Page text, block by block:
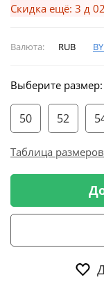
Скидка ещё: 3 д
Валюта: RUB
Выберите размер:
50 52
Таблица размеров